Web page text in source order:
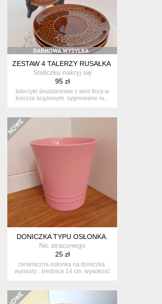
DUX BOHEMIA
ZESTAW 4 TALERZY RUSAŁKA GDR
Stoliczku nakryj się
95 zł
talerzyki śniadaniowe z serii flora w
kolorze brązowym. sygnowane ru...
ALTROHLAU.
DONICZKA TYPU OSŁONKA.
Nic straconego
25 zł
ceramiczna osłonka na doniczka.
wymiary : średnica 14 cm, wysokość